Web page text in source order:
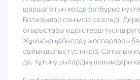
Атқарушылар әдетте өсу күш
шаршататын кезде бетбұрыс
Болжамдар сенімсіз сезіледі.
отырыстары кідірістерді
Жұмысқа қабылдау жоспарлары
сыйымдылық түсініксіз. Сатылым